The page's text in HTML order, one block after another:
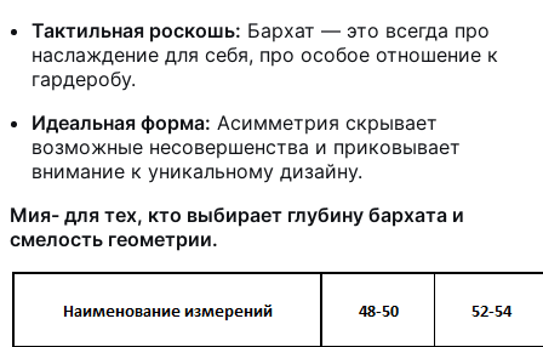
Тактильная роскошь: Бархат — это всегда про
наслаждение для себя, про особое отношение к
гардеробу.
Идеальная форма: Асимметрия скрывает
возможные несовершенства и приковывает
внимание к уникальному дизайну.
Мия- для тех, кто выбирает глубину бархата и
смелость геометрии.